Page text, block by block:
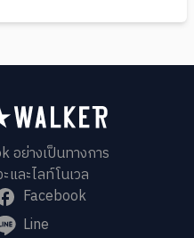
อย่างเป็นทางการ
ละไลท์โนเวล
Facebook
Line